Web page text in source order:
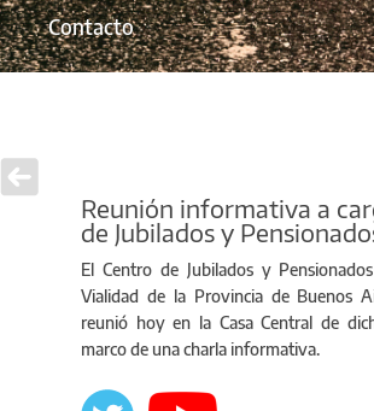
Contacto
Reunión informativa a
de Jubilados y
El Centro de Jubilados y
Vialidad de la Provincia de Buenos
reunió hoy en la Casa Central de
marco de una charla informativa.